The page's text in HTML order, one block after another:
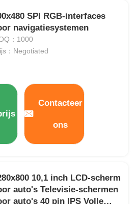
SPI RGB-interfaces
navigatiesystemen
：1000
：Negotiated
Contacteer
ons
10,1 inch LCD-scherm
auto's Televisie-schermen
auto's 40 pin IPS Volle